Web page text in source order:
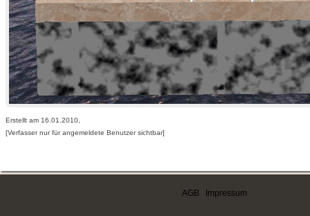
Erstellt am 16.01.2010,
[Verfasser nur für angemeldete Benutzer sichtbar]
AGB Impressum